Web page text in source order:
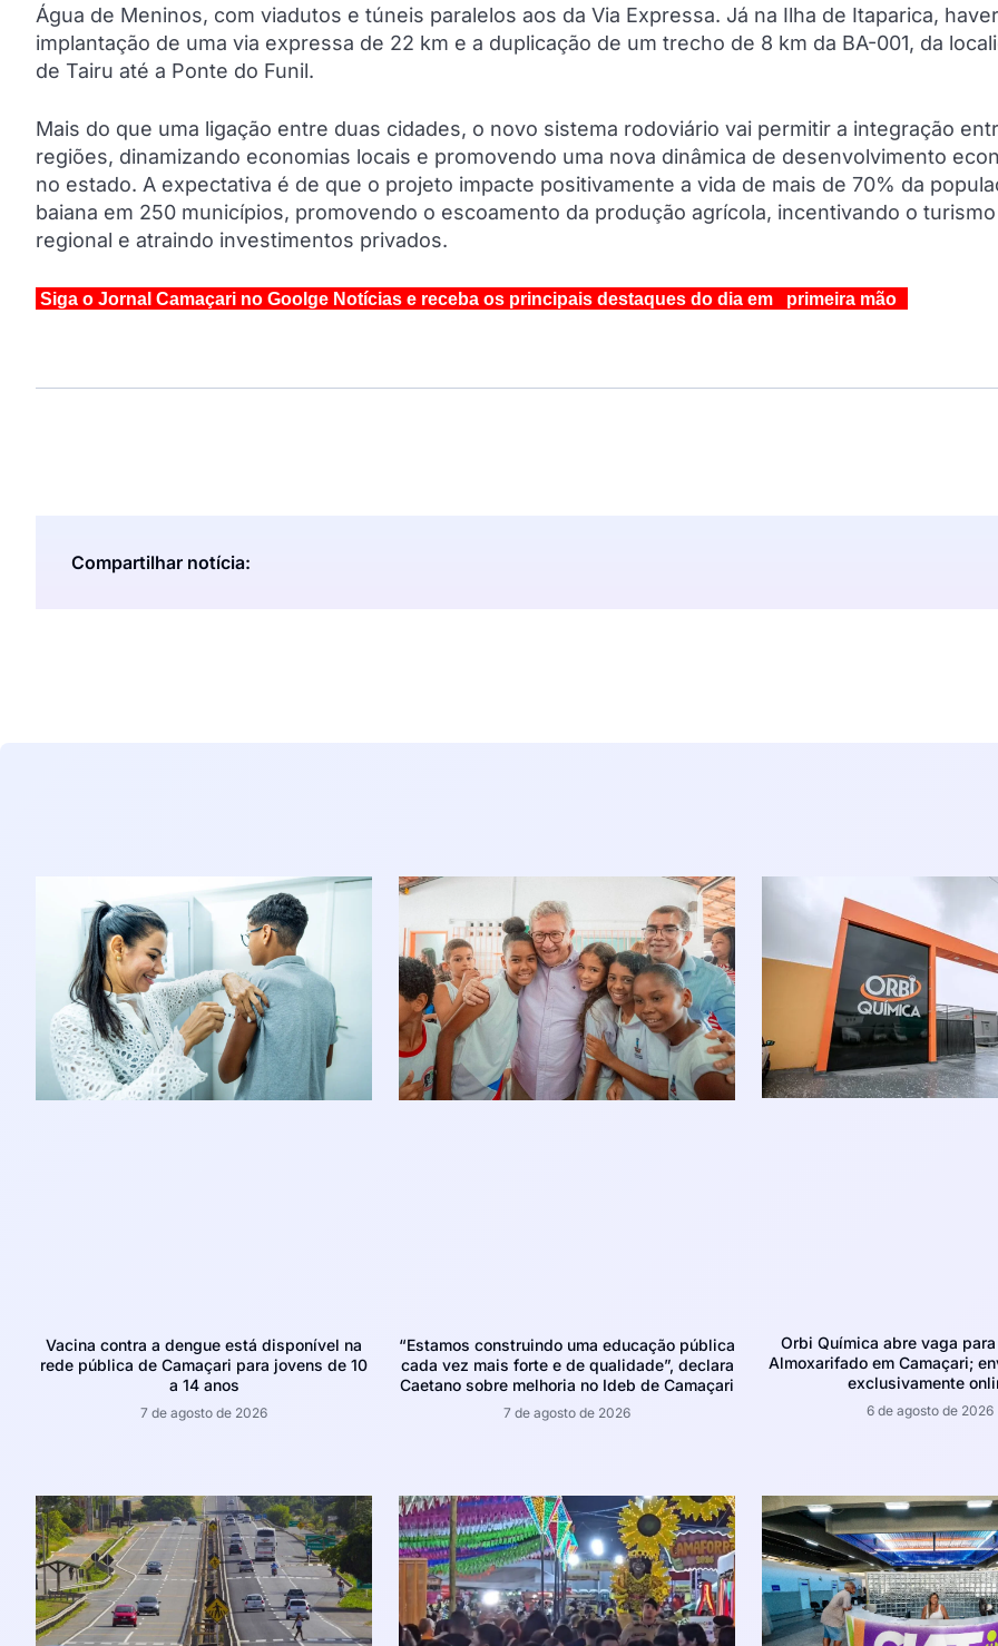
Água de Meninos, com viadutos e túneis paralelos aos da Via Expressa. Já na Ilha de Itaparica,
implantação de uma via expressa de 22 km e a duplicação de um trecho de 8 km da BA-001, da
de Tairu até a Ponte do Funil.
Mais do que uma ligação entre duas cidades, o novo sistema rodoviário vai permitir a integração
regiões, dinamizando economias locais e promovendo uma nova dinâmica de desenvolvimento
no estado. A expectativa é de que o projeto impacte positivamente a vida de mais de 70% da
baiana em 250 municípios, promovendo o escoamento da produção agrícola, incentivando o turismo
regional e atraindo investimentos privados.
Siga o Jornal Camaçari no Goolge Notícias e receba os principais destaques do dia em primeira mão
Compartilhar notícia:
Vacina contra a dengue está disponível na
rede pública de Camaçari para jovens de 10
a 14 anos
7 de agosto de 2026
“Estamos construindo uma educação pública
cada vez mais forte e de qualidade”, declara
Caetano sobre melhoria no Ideb de Camaçari
7 de agosto de 2026
Orbi Química abre vaga
Almoxarifado em Camaçari;
exclusivamente
6 de agosto de 2026